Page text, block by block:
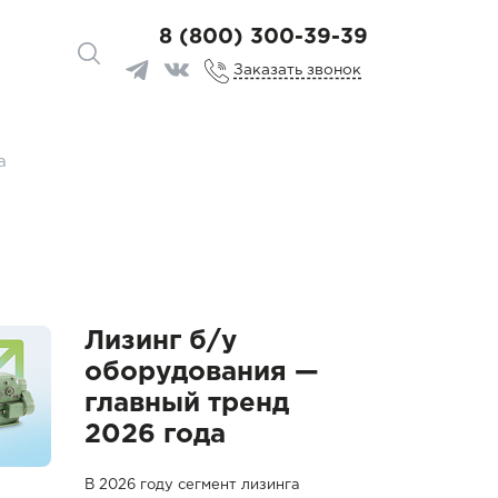
8 (800) 300-39-39
Заказать звонок
Лизинг б/у
оборудования —
главный тренд
2026 года
В 2026 году сегмент лизинга